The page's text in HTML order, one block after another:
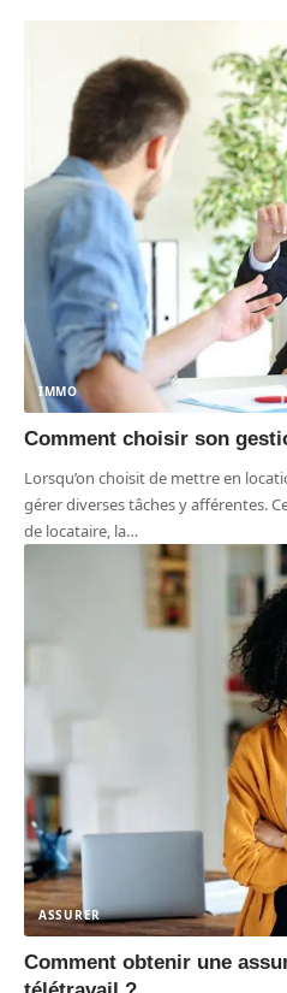
IMMO
Comment choisir son
Lorsqu’on choisit de mettre en
gérer diverses tâches y afférentes.
de locataire, la…
ASSURER
Comment obtenir une